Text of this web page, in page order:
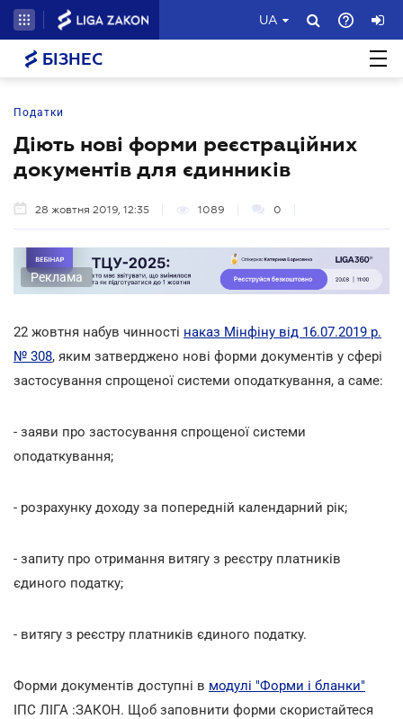
UA
БІЗНЕС
Податки
Діють нові форми реєстраційних
документів для єдинників
28 жовтня 2019, 12:35 1089 0
Реклама
22 жовтня набув чинності наказ Мінфіну від 16.07.2019 р.
№ 308, яким затверджено нові форми документів у сфері
застосування спрощеної системи оподаткування, а саме:
- заяви про застосування спрощеної системи
оподаткування;
- розрахунку доходу за попередній календарний рік;
- запиту про отримання витягу з реєстру платників
єдиного податку;
- витягу з реєстру платників єдиного податку.
Форми документів доступні в модулі "Форми і бланки"
ІПС ЛІГА :ЗАКОН. Щоб заповнити форми скористайтеся